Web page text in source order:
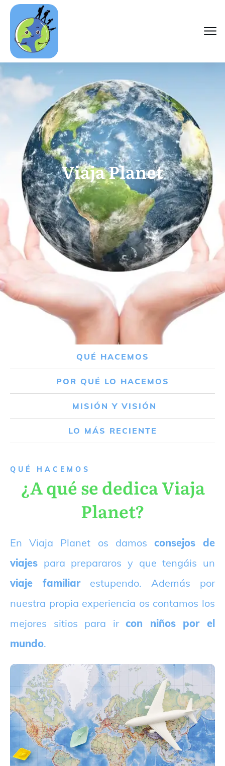
Viaja Planet
QUÉ HACEMOS
POR QUÉ LO HACEMOS
MISIÓN Y VISIÓN
LO MÁS RECIENTE
QUÉ HACEMOS
¿A qué se dedica Viaja
Planet?
En Viaja Planet os damos consejos de
viajes para prepararos y que tengáis un
viaje familiarestupendo. Además por
nuestra propia experiencia os contamos los
mejores sitios para ircon niños por el
mundo.